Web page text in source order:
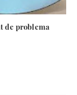
de problema